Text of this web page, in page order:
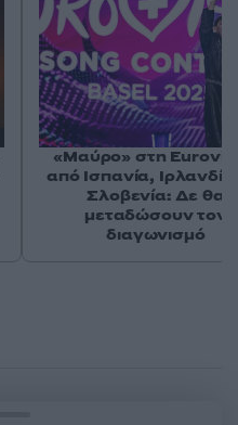
«Μαύρο» στη
από Ισπανία, Ιρλανδία
Σλοβενία: Δε θα
μεταδώσουν τον
διαγωνισμό